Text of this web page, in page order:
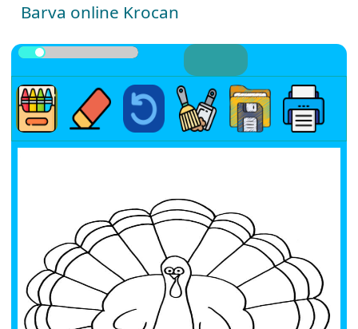
Barva online Krocan